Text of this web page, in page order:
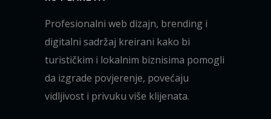
Profesionalni web dizajn, brending i
digitalni sadržaj kreirani kako bi
turističkim i lokalnim biznisima pomogli
da izgrade povjerenje, povećaju
vidljivost i privuku više klijenata.